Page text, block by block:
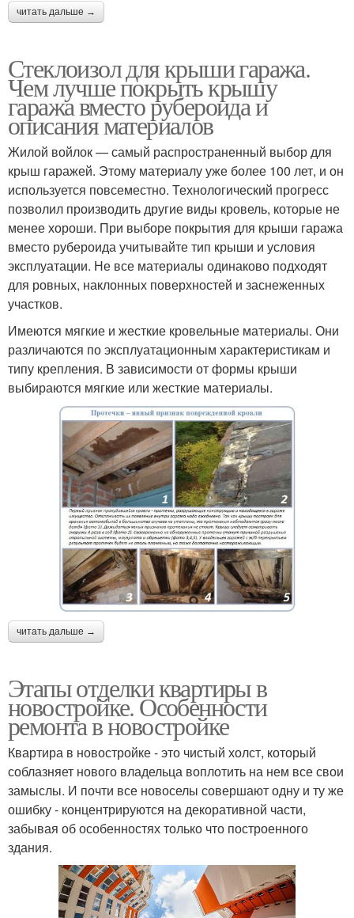
читать дальше →
Стеклоизол для крыши гаража.
Чем лучше покрыть крышу
гаража вместо рубероида и
описания материалов
Жилой войлок — самый распространенный выбор для
крыш гаражей. Этому материалу уже более 100 лет, и он
используется повсеместно. Технологический прогресс
позволил производить другие виды кровель, которые не
менее хороши. При выборе покрытия для крыши гаража
вместо рубероида учитывайте тип крыши и условия
эксплуатации. Не все материалы одинаково подходят
для ровных, наклонных поверхностей и заснеженных
участков.
Имеются мягкие и жесткие кровельные материалы. Они
различаются по эксплуатационным характеристикам и
типу крепления. В зависимости от формы крыши
выбираются мягкие или жесткие материалы.
читать дальше →
Этапы отделки квартиры в
новостройке. Особенности
ремонта в новостройке
Квартира в новостройке - это чистый холст, который
соблазняет нового владельца воплотить на нем все свои
замыслы. И почти все новоселы совершают одну и ту же
ошибку - концентрируются на декоративной части,
забывая об особенностях только что построенного
здания.